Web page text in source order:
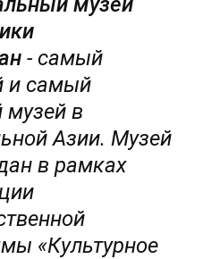
- самый
и самый
музей в
Азии. Музей
в рамках
«Культурное